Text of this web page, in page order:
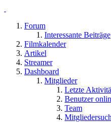
Forum
Interessante Beiträge
Filmkalender
Artikel
Streamer
Dashboard
Mitglieder
Letzte
Benutzer
Team